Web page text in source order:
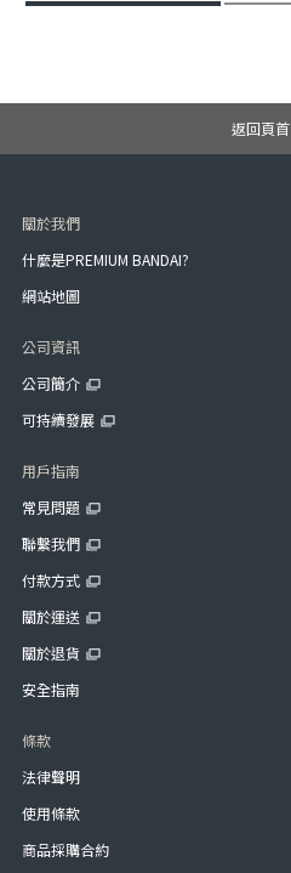
返回頁首
關於我們
什麼是PREMIUM BANDAI?
網站地圖
公司資訊
公司簡介
可持續發展
用戶指南
常見問題
聯繫我們
付款方式
關於運送
關於退貨
安全指南
條款
法律聲明
使用條款
商品採購合約